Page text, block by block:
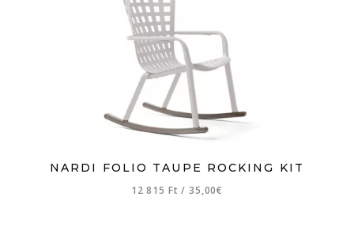
NARDI FOLIO TAUPE ROCKING KIT
12 815 Ft/ 35,00€